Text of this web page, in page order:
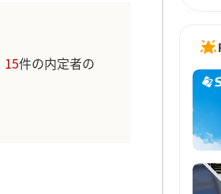
15件の内定者の